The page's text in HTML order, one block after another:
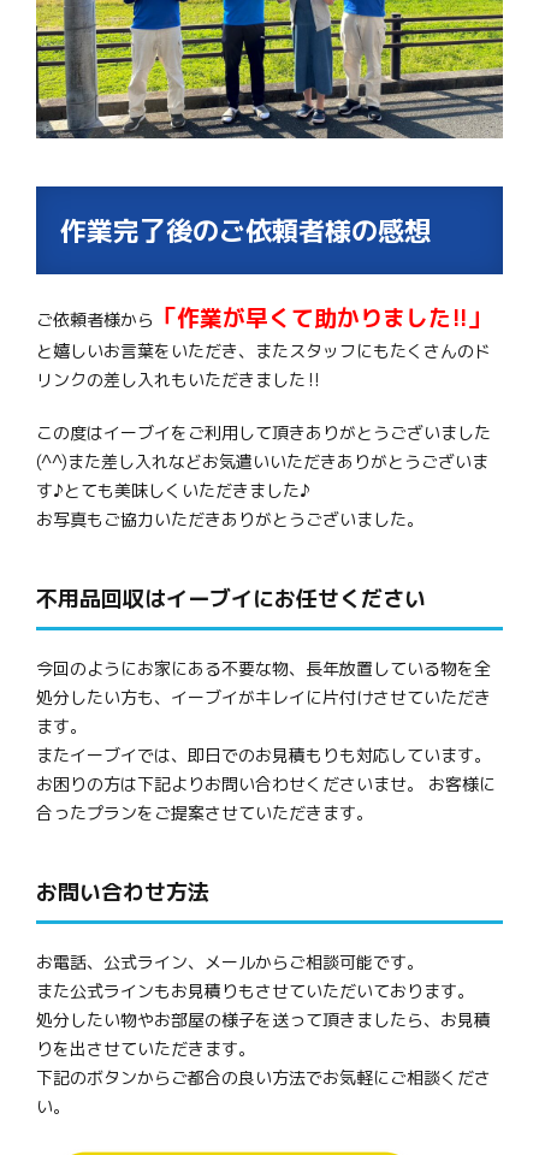
作業完了後のご依頼者様の感想
ご依頼者様から 「作業が早くて助かりました!!」
と嬉しいお言葉をいただき、またスタッフにもたくさんのド
リンクの差し入れもいただきました‼
この度はイーブイをご利用して頂きありがとうございました
(^^)また差し入れなどお気遣いいただきありがとうございま
す♪とても美味しくいただきました♪
お写真もご協力いただきありがとうございました。
不用品回収はイーブイにお任せください
今回のようにお家にある不要な物、長年放置している物を全
処分したい方も、イーブイがキレイに片付けさせていただき
ます。
またイーブイでは、即日でのお見積もりも対応しています。
お困りの方は下記よりお問い合わせくださいませ。 お客様に
合ったプランをご提案させていただきます。
お問い合わせ方法
お電話、公式ライン、メールからご相談可能です。
また公式ラインもお見積りもさせていただいております。
処分したい物やお部屋の様子を送って頂きましたら、お見積
りを出させていただきます。
下記のボタンからご都合の良い方法でお気軽にご相談くださ
い。